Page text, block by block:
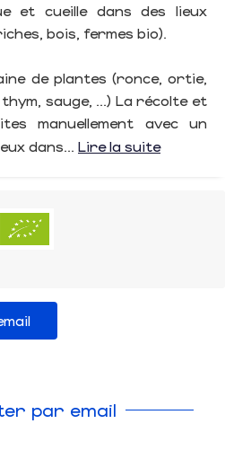
et cueille dans des lieux
bois, fermes bio).
de plantes (ronce, ortie,
sauge, ...) La récolte et
manuellement avec un
dans... Lire la suite
par email